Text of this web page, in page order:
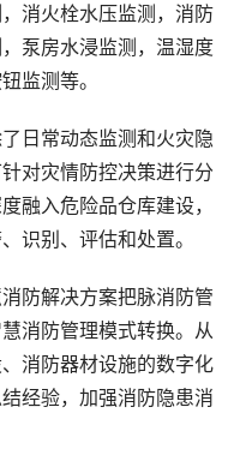
消火栓水压监测，消防
泵房水浸监测，温湿度
监测等。
日常动态监测和火灾隐
对灾情防控决策进行分
融入危险品仓库建设，
识别、评估和处置。
防解决方案把脉消防管
消防管理模式转换。从
消防器材设施的数字化
经验，加强消防隐患消